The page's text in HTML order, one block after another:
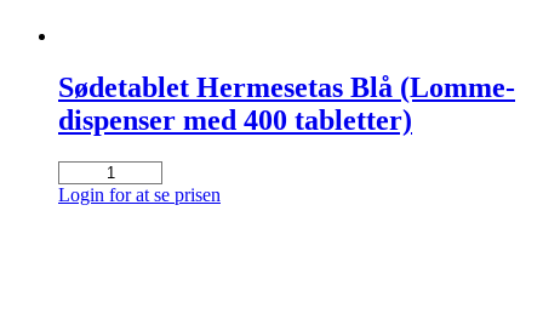
Sødetablet Hermesetas Blå (Lomme-
dispenser med 400 tabletter)
Sødetablet
Hermesetas
Login for at se prisen